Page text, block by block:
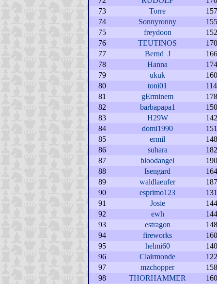
73
Torre
74
Sonnyronny
75
freydoon
76
TEUTINOS
77
Bernd_J
78
Hanna
79
ukuk
80
toni01
81
gErminem
82
barbapapa1
83
H29W
84
domi1990
85
ermil
86
suhara
87
bloodangel
88
Isengard
89
waldlaeufer
90
esprimo123
91
Josie
92
ewh
93
estragon
94
fireworks
95
helmi60
96
Clairmonde
97
mzchopper
98
THORHAMMER